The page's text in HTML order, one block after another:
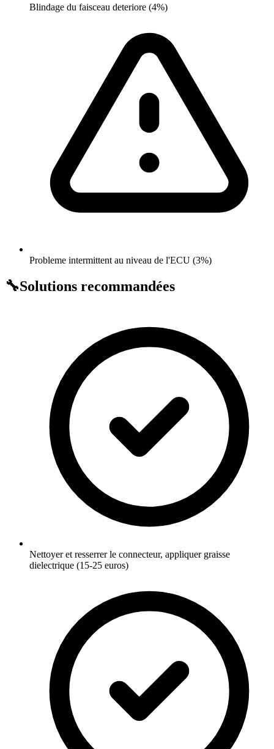
Blindage du faisceau deteriore (4%)
Probleme intermittent au niveau de l'ECU (3%)
🔧Solutions recommandées
Nettoyer et resserrer le connecteur, appliquer graisse
dielectrique (15-25 euros)